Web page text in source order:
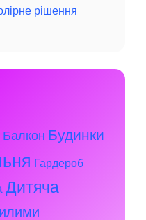
рішення
Балкон Будинки
Гардероб
Дитяча